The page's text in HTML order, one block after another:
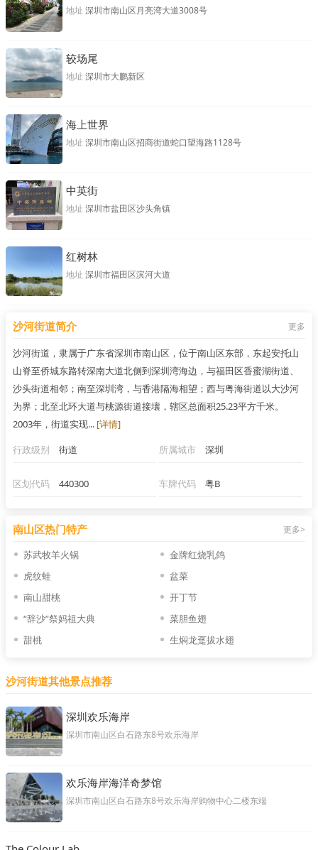
地址 深圳市南山区月亮湾大道3008号
较场尾
地址 深圳市大鹏新区
海上世界
地址 深圳市南山区招商街道蛇口望海路1128号
中英街
地址 深圳市盐田区沙头角镇
红树林
地址 深圳市福田区滨河大道
沙河街道简介 更多
沙河街道，隶属于广东省深圳市南山区，位于南山区东部，东起安托山
山脊至侨城东路转深南大道北侧到深圳湾海边，与福田区香蜜湖街道、
沙头街道相邻；南至深圳湾，与香港隔海相望；西与粤海街道以大沙河
为界；北至北环大道与桃源街道接壤，辖区总面积25.23平方千米。
2003年，街道实现... [详情]
行政级别
街道 所属城市 深圳
区划代码 440300 车牌代码 粤B
南山区热门特产 更多>
苏武牧羊火锅
金牌红烧乳鸽
虎纹蛙
盆菜
南山甜桃
开丁节
“辞沙”祭妈祖大典
菜胆鱼翅
甜桃
生焖龙趸拔水翅
沙河街道其他景点推荐
深圳欢乐海岸
深圳市南山区白石路东8号欢乐海岸
欢乐海岸海洋奇梦馆
深圳市南山区白石路东8号欢乐海岸购物中心二楼东端